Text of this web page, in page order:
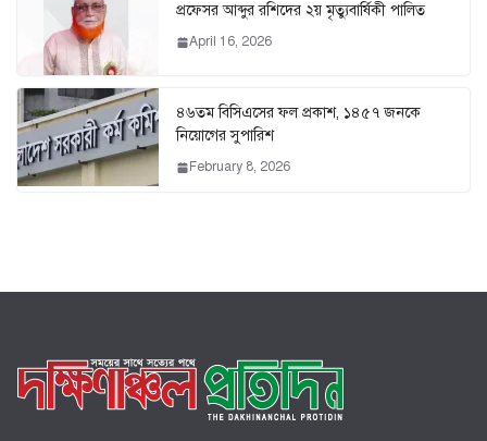
প্রফেসর আব্দুর রশিদের ২য় মৃত্যুবার্ষিকী পালিত
April 16, 2026
৪৬তম বিসিএসের ফল প্রকাশ, ১৪৫৭ জনকে
নিয়োগের সুপারিশ
February 8, 2026